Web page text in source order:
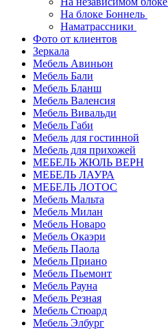
На блоке Боннель
Наматрассники
Фото от клиентов
Зеркала
Мебель Авиньон
Мебель Бали
Мебель Бланш
Мебель Валенсия
Мебель Вивальди
Мебель Габи
Мебель для гостинной
Мебель для прихожей
МЕБЕЛЬ ЖЮЛЬ ВЕРН
МЕБЕЛЬ ЛАУРА
МЕБЕЛЬ ЛОТОС
Мебель Мальта
Мебель Милан
Мебель Новаро
Мебель Окаэри
Мебель Паола
Мебель Приано
Мебель Пьемонт
Мебель Рауна
Мебель Резная
Мебель Стюард
Мебель Элбург